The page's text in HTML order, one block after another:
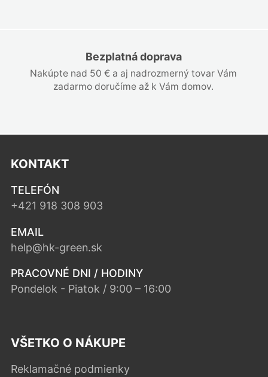
Bezplatná doprava
Nakúpte nad 50 € a aj nadrozmerný tovar Vám
zadarmo doručíme až k Vám domov.
KONTAKT
TELEFÓN
+421 918 308 903
EMAIL
help@hk-green.sk
PRACOVNÉ DNI / HODINY
Pondelok - Piatok / 9:00 – 16:00
VŠETKO O NÁKUPE
Reklamačné podmienky